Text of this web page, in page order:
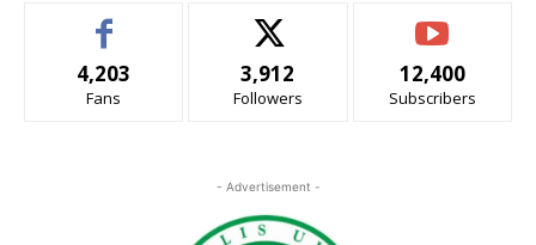
4,203
Fans
3,912
Followers
12,400
Subscribers
- Advertisement -